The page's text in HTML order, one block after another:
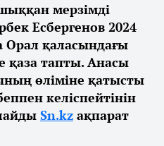
мерзімді
Есбергенов 2024
қаласындағы
қаза тапты. Анасы
өліміне қатысты
келіспейтінін
Sn.kz ақпарат